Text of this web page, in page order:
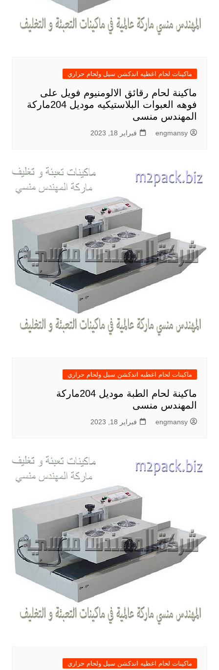
ماكينات لحام اغطيه اندكشن سيل ولحام حراري
ماكينة لحام رقائق الالومنيوم فويل على
فوهه العبوات البلاستيكيه موديل 204ماركة
المهندس منسى
engmansy فبراير 18, 2023
ماكينات لحام اغطيه اندكشن سيل ولحام حراري
ماكينة لحام الطبة موديل 204ماركة
المهندس منسى
engmansy فبراير 18, 2023
ماكينات لحام اغطيه اندكشن سيل ولحام حراري